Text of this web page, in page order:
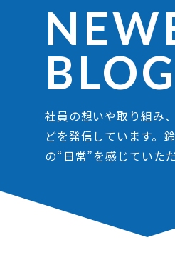
BLOG
社員の想いや取り組み
どを発信しています。
の“日常”を感じていた